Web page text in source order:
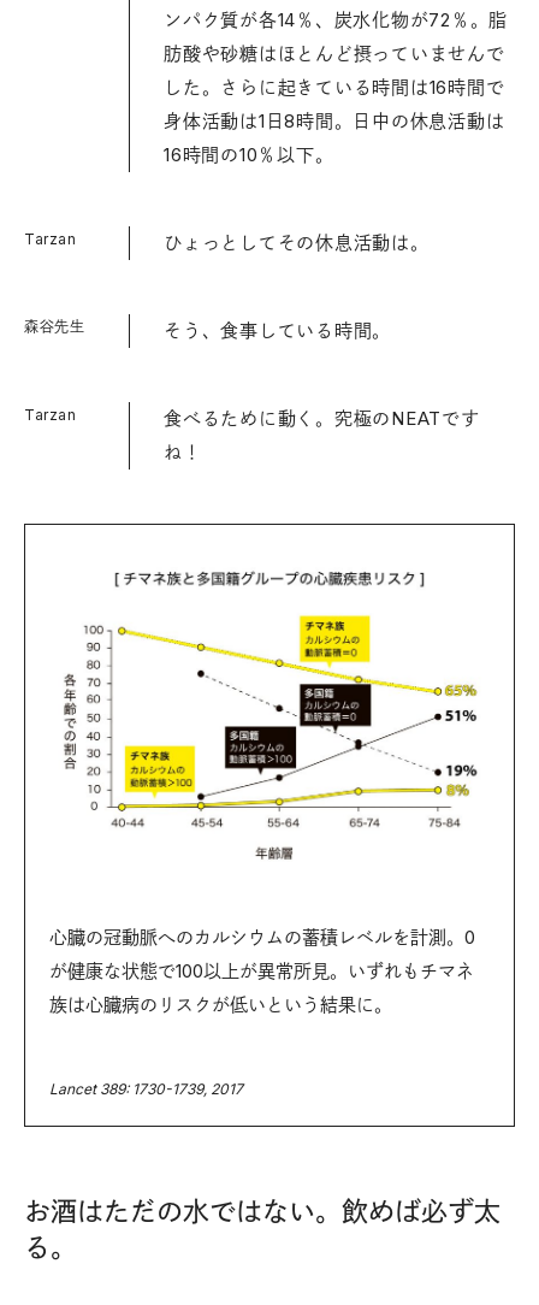
ンパク質が各14％、炭水化物が72％。脂
肪酸や砂糖はほとんど摂っていませんで
した。さらに起きている時間は16時間で
身体活動は1日8時間。日中の休息活動は
16時間の10％以下。
Tarzan ひょっとしてその休息活動は。
森谷先生 そう、食事している時間。
Tarzan
食べるために動く。究極のNEATです
ね！
心臓の冠動脈へのカルシウムの蓄積レベルを計測。0
が健康な状態で100以上が異常所見。いずれもチマネ
族は心臓病のリスクが低いという結果に。
Lancet 389: 1730-1739, 2017
お酒はただの水ではない。飲めば必ず太
る。